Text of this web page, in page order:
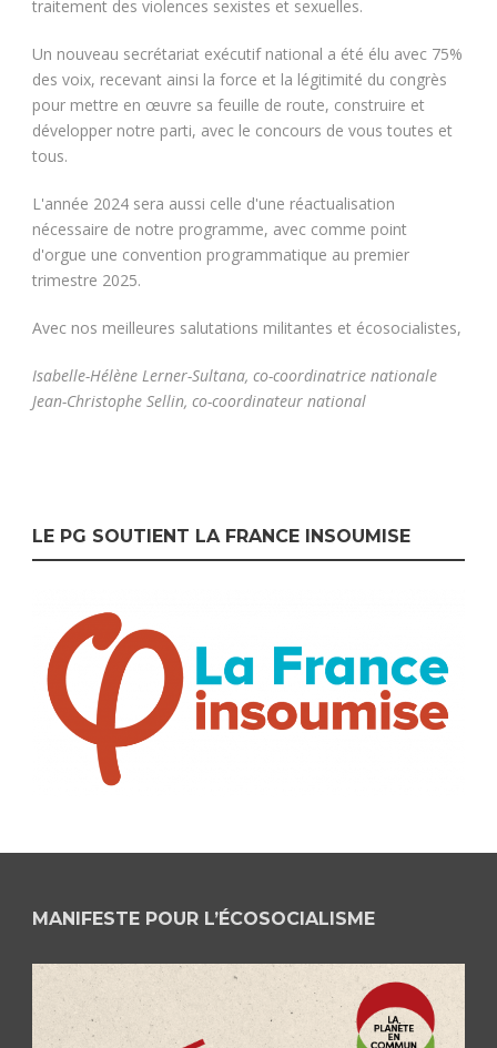
traitement des violences sexistes et sexuelles.
Un nouveau secrétariat exécutif national a été élu avec 75%
des voix, recevant ainsi la force et la légitimité du congrès
pour mettre en œuvre sa feuille de route, construire et
développer notre parti, avec le concours de vous toutes et
tous.
L'année 2024 sera aussi celle d'une réactualisation
nécessaire de notre programme, avec comme point
d'orgue une convention programmatique au premier
trimestre 2025.
Avec nos meilleures salutations militantes et écosocialistes,
Isabelle-Hélène Lerner-Sultana, co-coordinatrice nationale
Jean-Christophe Sellin, co-coordinateur national
LE PG SOUTIENT LA FRANCE INSOUMISE
MANIFESTE POUR L’ÉCOSOCIALISME